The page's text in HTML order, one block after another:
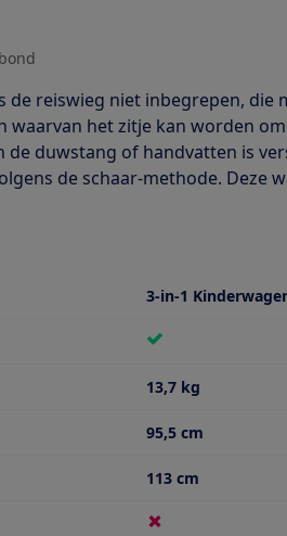
de reiswieg niet inbegrepen,
waarvan het zitje kan worden
de duwstang of handvatten is
de schaar-methode. Deze
3-in-1
voor Ook als duowagen
voor Gewicht kinderwagen
13,7 kg
informatie voor Minimale hoogte
95,5 cm
informatie voor Maximale hoogte
113 cm
Reiswieg zit erbij